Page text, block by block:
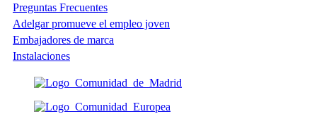
Preguntas Frecuentes
Adelgar promueve el empleo joven
Embajadores de marca
Instalaciones